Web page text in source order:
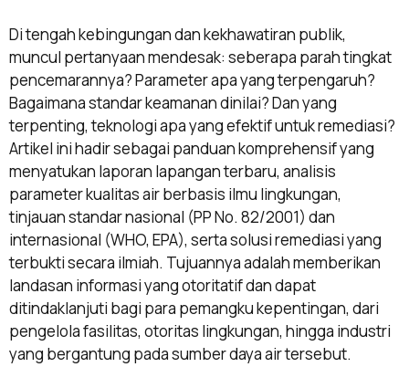
Di tengah kebingungan dan kekhawatiran publik,
muncul pertanyaan mendesak: seberapa parah tingkat
pencemarannya? Parameter apa yang terpengaruh?
Bagaimana standar keamanan dinilai? Dan yang
terpenting, teknologi apa yang efektif untuk remediasi?
Artikel ini hadir sebagai panduan komprehensif yang
menyatukan laporan lapangan terbaru, analisis
parameter kualitas air berbasis ilmu lingkungan,
tinjauan standar nasional (PP No. 82/2001) dan
internasional (WHO, EPA), serta solusi remediasi yang
terbukti secara ilmiah. Tujuannya adalah memberikan
landasan informasi yang otoritatif dan dapat
ditindaklanjuti bagi para pemangku kepentingan, dari
pengelola fasilitas, otoritas lingkungan, hingga industri
yang bergantung pada sumber daya air tersebut.